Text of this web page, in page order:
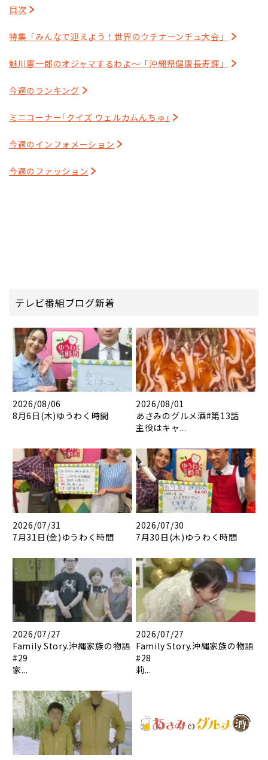
目次
特集「みんなで迎えよう！世界のウチナーンチュ大会」
魅川憲一郎のオジャマするわよ～「沖縄県健康長寿課」
今週のランキング
ミニコーナー｢クイズ ウェルカムんちゅ｣
今週のインフォメーション
今週のファッション
テレビ番組ブログ新着
2026/08/06
8月6日(木)ゆうわく時間
2026/08/01
あさみのグルメ酒#第13話
主役はキャ...
2026/07/31
7月31日(金)ゆうわく時間
2026/07/30
7月30日(木)ゆうわく時間
2026/07/27
Family Story.沖縄家族の物語
#29
家...
2026/07/27
Family Story.沖縄家族の物語
#28
莉...